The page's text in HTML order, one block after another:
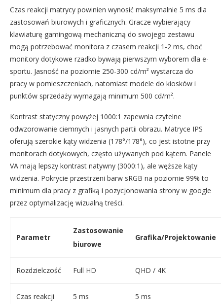
Czas reakcji matrycy powinien wynosić maksymalnie 5 ms dla
zastosowań biurowych i graficznych. Gracze wybierający
klawiaturę gamingową mechaniczną do swojego zestawu
mogą potrzebować monitora z czasem reakcji 1-2 ms, choć
monitory dotykowe rzadko bywają pierwszym wyborem dla e-
sportu. Jasność na poziomie 250-300 cd/m² wystarcza do
pracy w pomieszczeniach, natomiast modele do kiosków i
punktów sprzedaży wymagają minimum 500 cd/m².
Kontrast statyczny powyżej 1000:1 zapewnia czytelne
odwzorowanie ciemnych i jasnych partii obrazu. Matryce IPS
oferują szerokie kąty widzenia (178°/178°), co jest istotne przy
monitorach dotykowych, często używanych pod kątem. Panele
VA mają lepszy kontrast natywny (3000:1), ale węższe kąty
widzenia. Pokrycie przestrzeni barw sRGB na poziomie 99% to
minimum dla pracy z grafiką i pozycjonowania strony w google
przez optymalizację wizualną treści.
Parametr
Zastosowanie
biurowe
Grafika/Projektowanie
Rozdzielczość Full HD QHD / 4K
Czas reakcji 5 ms 5 ms